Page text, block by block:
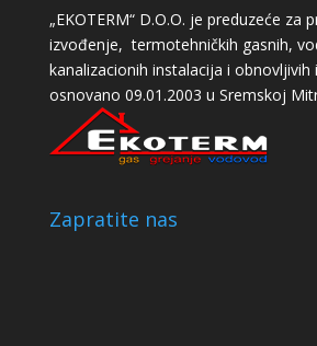
„EKOTERM“ D.O.O. je preduzeće za
izvođenje, termotehničkih gasnih,
kanalizacionih instalacija i obnovljivih
osnovano 09.01.2003 u Sremskoj
Zapratite nas